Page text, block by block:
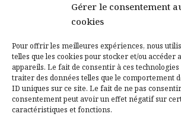
Gérer le consentement
cookies
Pour offrir les meilleures expériences, nous
telles que les cookies pour stocker et/ou
appareils. Le fait de consentir à ces
traiter des données telles que le comportement
ID uniques sur ce site. Le fait de ne pas
consentement peut avoir un effet négatif sur
caractéristiques et fonctions.
Contactez-nous
Mentions légales
Politique de confidentialité